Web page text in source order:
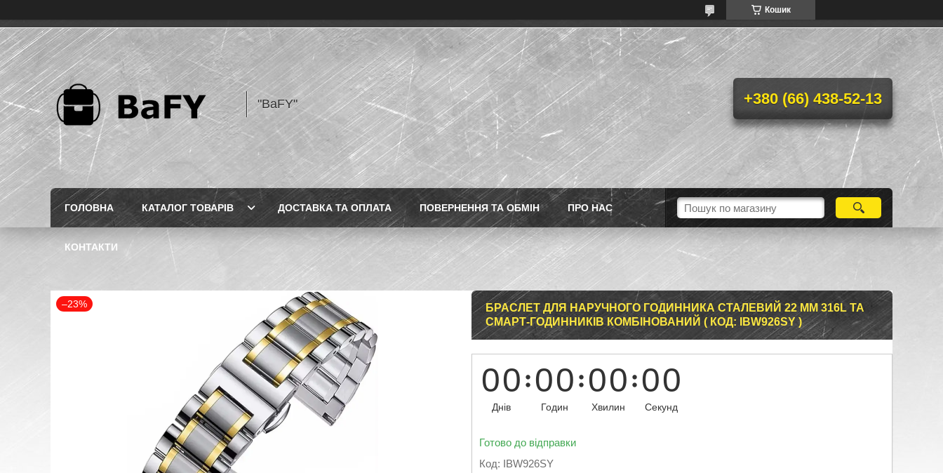
Кошик
"BaFY" +380 (66) 438-52-13
ГОЛОВНА КАТАЛОГ ТОВАРІВ ДОСТАВКА ТА ОПЛАТА ПОВЕРНЕННЯ ТА ОБМІН ПРО НАС
КОНТАКТИ
–23%
БРАСЛЕТ ДЛЯ НАРУЧНОГО ГОДИННИКА СТАЛЕВИЙ 22 ММ 316L ТА
СМАРТ-ГОДИННИКІВ КОМБІНОВАНИЙ ( КОД: IBW926SY )
00
Днів
00
Годин
00
Хвилин
00
Секунд
Готово до відправки
Код: IBW926SY